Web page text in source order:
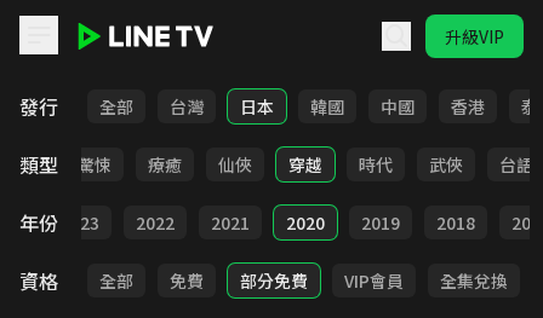
升級VIP
發行 全部 台灣 日本 韓國 中國 香港 泰
類型
奇幻 驚悚 療癒 仙俠 穿越 時代 武俠 台語
年份 2023 2022 2021 2020 2019 2018
資格 全部 免費 部分免費 VIP會員 全集兌換